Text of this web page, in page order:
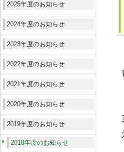
2025年度のお知らせ
2024年度のお知らせ
2023年度のお知らせ
2022年度のお知らせ
2021年度のお知らせ
2020年度のお知らせ
2019年度のお知らせ
2018年度のお知らせ